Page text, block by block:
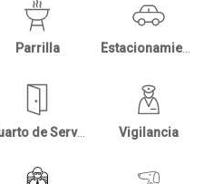
Parrilla Estacionamientos
Cuarto de Servicio Vigilancia